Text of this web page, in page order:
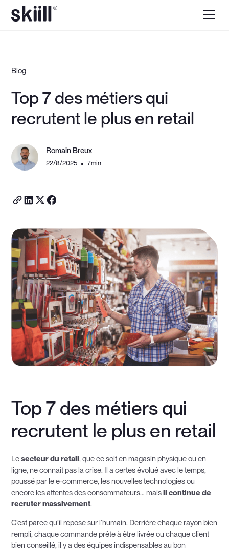
Blog
Top 7 des métiers qui
recrutent le plus en retail
Romain Breux
22/8/2025 • 7min
Top 7 des métiers qui
recrutent le plus en retail
Lesecteur du retail, que ce soit en magasin physique ou en
ligne, ne connaît pas la crise. Il a certes évolué avec le temps,
poussé par le e-commerce, les nouvelles technologies ou
encore les attentes des consommateurs… maisil continue de
recruter massivement.
C’est parce qu’il repose sur l’humain. Derrière chaque rayon bien
rempli, chaque commande prête à être livrée ou chaque client
bien conseillé, il y a des équipes indispensables au bon